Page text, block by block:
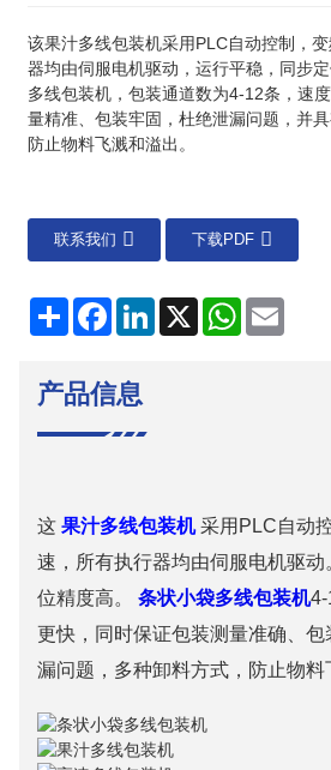
该果汁多线包装机采用PLC自动控制，
器均由伺服电机驱动，运行平稳，同步
多线包装机，包装通道数为4-12条，速
量精准、包装牢固，杜绝泄漏问题，并
防止物料飞溅和溢出。
联系我们 下载PDF
分
享
FacebookLinkedIn
X WhatsApp
电
产品信息
这 果汁多线包装机采用PLC自动
速，所有执行器均由伺服电机驱
位精度高。 条状小袋多线包装机4-
更快，同时保证包装测量准确、
漏问题，多种卸料方式，防止物料